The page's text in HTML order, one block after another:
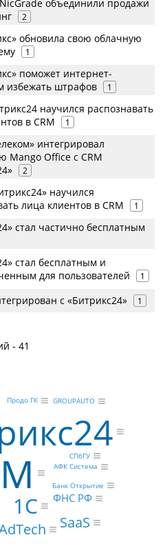
объединили продажи
2
обновила свою облачную
1
поможет интернет-
избежать штрафов
1
научился распознавать
в CRM
1
интегрировал
Mango Office c CRM
2
научился
лица клиентов в CRM
1
стал частично бесплатным
стал бесплатным и
для пользователей
1
c «Битрикс24» 1
- 41
1С
SaaS
ФНС РФ
Банк Открытие
АФК Система
GROUPAUTO
Продо ГК
СПбГУ